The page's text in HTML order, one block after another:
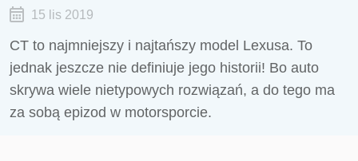
15 lis 2019
CT to najmniejszy i najtańszy model Lexusa. To
jednak jeszcze nie definiuje jego historii! Bo auto
skrywa wiele nietypowych rozwiązań, a do tego ma
za sobą epizod w motorsporcie.